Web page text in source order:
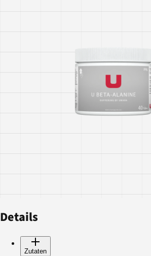
Details
Zutaten